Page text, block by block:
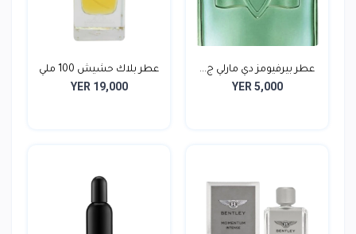
عطر بيرفيومز دي مارلي ج...
YER 5,000
عطر بلاك حشيش 100 ملي
YER 19,000